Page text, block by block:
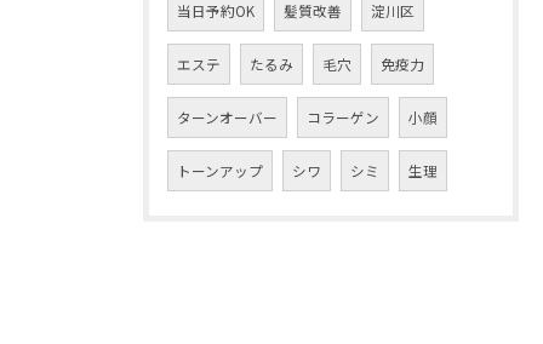
当日予約OK 髪質改善 淀川区
エステ たるみ 毛穴 免疫力
ターンオーバー コラーゲン 小顔
トーンアップ シワ シミ 生理